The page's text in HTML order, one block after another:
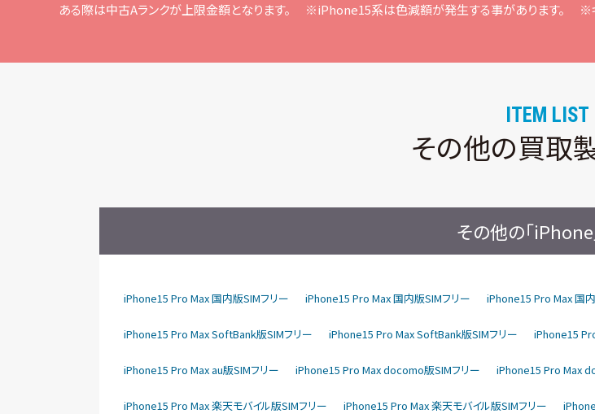
ある際は中古Aランクが上限⾦額となります。
※iPhone15系は⾊減額が発⽣する事があります。 ※
ITEM LIST
その他の買取
その他の「iPhone
iPhone15 Pro Max 国内版SIMフリー iPhone15 Pro Max 国内版SIMフリー iPhone15 Pro Max 国
iPhone15 Pro Max SoftBank版SIMフリー iPhone15 Pro Max SoftBank版SIMフリー iPhone15
iPhone15 Pro Max au版SIMフリー iPhone15 Pro Max docomo版SIMフリー iPhone15 Pro Max
iPhone15 Pro Max 楽天モバイル版SIMフリー iPhone15 Pro Max 楽天モバイル版SIMフリー